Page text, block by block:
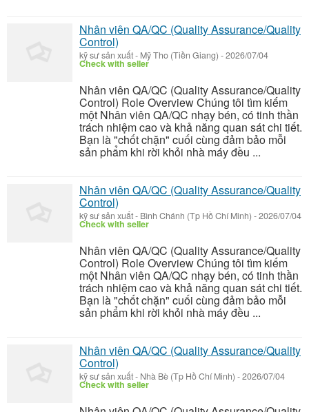
Nhân viên QA/QC (Quality Assurance/Quality
Control)
kỹ sư sản xuất- Mỹ Tho (Tiền Giang) -2026/07/04
Check with seller
Nhân viên QA/QC (Quality Assurance/Quality
Control) Role Overview Chúng tôi tìm kiếm
một Nhân viên QA/QC nhạy bén, có tinh thần
trách nhiệm cao và khả năng quan sát chi tiết.
Bạn là "chốt chặn" cuối cùng đảm bảo mỗi
sản phẩm khi rời khỏi nhà máy đều ...
Nhân viên QA/QC (Quality Assurance/Quality
Control)
kỹ sư sản xuất- Bình Chánh (Tp Hồ Chí Minh) -2026/07/04
Check with seller
Nhân viên QA/QC (Quality Assurance/Quality
Control) Role Overview Chúng tôi tìm kiếm
một Nhân viên QA/QC nhạy bén, có tinh thần
trách nhiệm cao và khả năng quan sát chi tiết.
Bạn là "chốt chặn" cuối cùng đảm bảo mỗi
sản phẩm khi rời khỏi nhà máy đều ...
Nhân viên QA/QC (Quality Assurance/Quality
Control)
kỹ sư sản xuất- Nhà Bè (Tp Hồ Chí Minh) -2026/07/04
Check with seller